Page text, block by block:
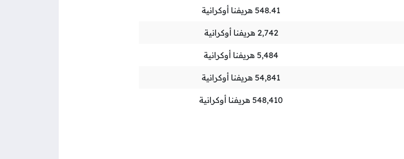
548.41 هريفنا أوكرانية
2,742 هريفنا أوكرانية
5,484 هريفنا أوكرانية
54,841 هريفنا أوكرانية
548,410 هريفنا أوكرانية